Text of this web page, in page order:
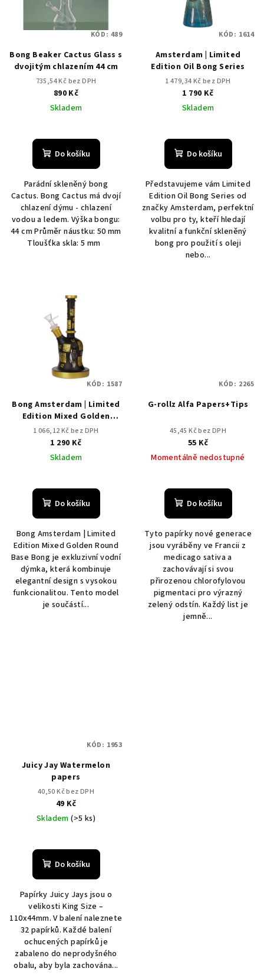
Bong Beaker Cactus Glass s
dvojitým chlazením 44 cm
735,54 Kč bez DPH
890 Kč
Skladem
Do košíku
Parádní skleněný bong
Cactus. Bong Cactus má dvojí
chlazení dýmu - chlazení
vodou a ledem. Výška bongu:
44 cm Průměr náustku: 50 mm
Tloušťka skla: 5 mm
KÓD: 489
Amsterdam | Limited
Edition Oil Bong Series
1 479,34 Kč bez DPH
1 790 Kč
Skladem
Do košíku
Představujeme vám Limited
Edition Oil Bong Series od
značky Amsterdam, perfektní
volbu pro ty, kteří hledají
kvalitní a funkční skleněný
bong pro použití s oleji
nebo...
KÓD: 1614
Bong Amsterdam | Limited
Edition Mixed Golden
Round Base
1 066,12 Kč bez DPH
1 290 Kč
Skladem
Do košíku
Bong Amsterdam | Limited
Edition Mixed Golden Round
Base Bong je exkluzivní vodní
dýmka, která kombinuje
elegantní design s vysokou
funkcionalitou. Tento model
je součástí...
KÓD: 1587
G-rollz Alfa Papers+Tips
45,45 Kč bez DPH
55 Kč
Momentálně nedostupné
Do košíku
Tyto papírky nové generace
jsou vyráběny ve Francii z
medicago sativa a
zachovávají si svou
přirozenou chlorofylovou
pigmentaci pro výrazný
zelený odstín. Každý list je
jemně...
KÓD: 2265
Juicy Jay Watermelon
papers
40,50 Kč bez DPH
49 Kč
Skladem(>5 ks)
Do košíku
Papírky Juicy Jays jsou o
velikosti King Size –
110x44mm. V balení naleznete
32 papírků. Každé balení
ochucených papírků je
zabaleno do neprodyšného
obalu, aby byla zachována...
KÓD: 1953